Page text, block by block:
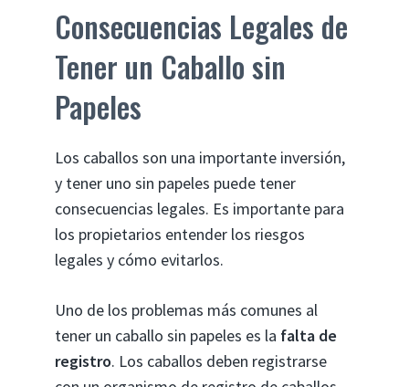
Consecuencias Legales de
Tener un Caballo sin
Papeles
Los caballos son una importante inversión,
y tener uno sin papeles puede tener
consecuencias legales. Es importante para
los propietarios entender los riesgos
legales y cómo evitarlos.
Uno de los problemas más comunes al
tener un caballo sin papeles es la falta de
registro. Los caballos deben registrarse